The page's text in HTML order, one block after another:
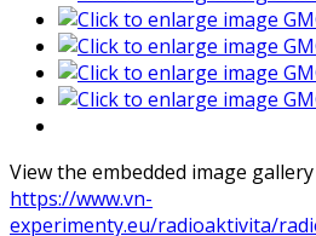
View the embedded image
https://www.vn-
experimenty.eu/radioaktivita/